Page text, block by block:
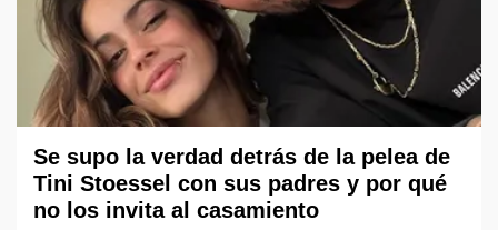
Se supo la verdad detrás de la pelea de
Tini Stoessel con sus padres y por qué
no los invita al casamiento